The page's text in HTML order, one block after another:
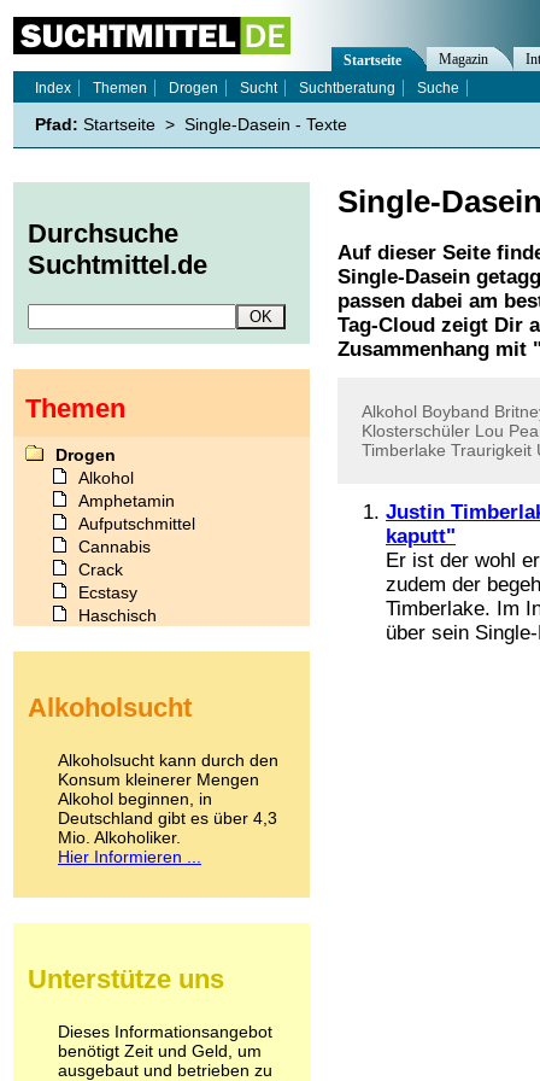
Single-
Auf dieser Seite
Single-Dasein
passen dabei am
Tag-Cloud zeigt Dir
Zusammenhang mit
Alkohol Boyband
Klosterschüler Lou
Timberlake Traurigkeit
Justin
kaputt"
Er ist der wohl
zudem der
Timberlake. Im
über sein
Startseite Magazin
Index
Themen Drogen Sucht Suchtberatung Suche
Pfad: Startseite > Single-Dasein - Texte
Durchsuche
Suchtmittel.de
Themen
Drogen
Alkohol
Amphetamin
Aufputschmittel
Cannabis
Crack
Ecstasy
Haschisch
Kokain
LSD
Marihuana
Medikamente
Meskalin
Metamphetamin
Methadon
Pilze
Psychopharmaka
Schlafmittel
Schmerzmittel
Alkoholsucht
Alkoholsucht kann durch den
Konsum kleinerer Mengen
Alkohol beginnen, in
Deutschland gibt es über 4,3
Mio. Alkoholiker.
Hier Informieren ...
Unterstütze uns
Dieses Informationsangebot
benötigt Zeit und Geld, um
ausgebaut und betrieben zu